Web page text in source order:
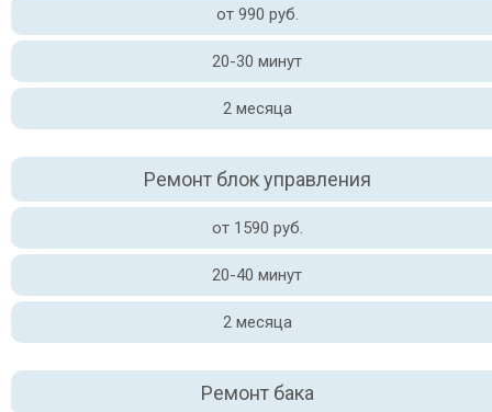
от 990 руб.
20-30 минут
2 месяца
Ремонт блок управления
от 1590 руб.
20-40 минут
2 месяца
Ремонт бака